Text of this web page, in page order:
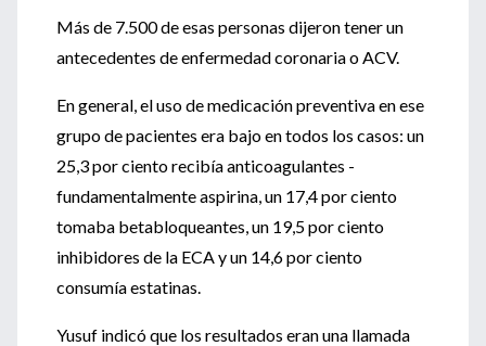
Más de 7.500 de esas personas dijeron tener un
antecedentes de enfermedad coronaria o ACV.
En general, el uso de medicación preventiva en ese
grupo de pacientes era bajo en todos los casos: un
25,3 por ciento recibía anticoagulantes -
fundamentalmente aspirina, un 17,4 por ciento
tomaba betabloqueantes, un 19,5 por ciento
inhibidores de la ECA y un 14,6 por ciento
consumía estatinas.
Yusuf indicó que los resultados eran una llamada